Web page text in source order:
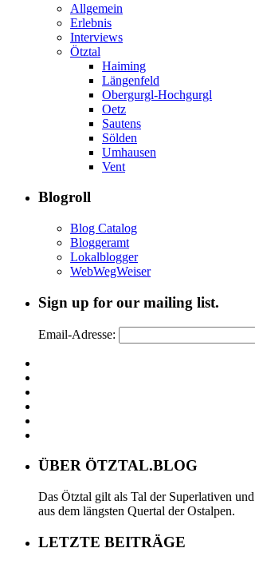
Allgemein
Erlebnis
Interviews
Ötztal
Haiming
Längenfeld
Obergurgl-Hochgurgl
Oetz
Sautens
Sölden
Umhausen
Vent
Blogroll
Blog Catalog
Bloggeramt
Lokalblogger
WebWegWeiser
Sign up for our mailing list.
Email-Adresse:
ÜBER ÖTZTAL.BLOG
Das Ötztal gilt als Tal der Superlativen
aus dem längsten Quertal der Ostalpen.
LETZTE BEITRÄGE